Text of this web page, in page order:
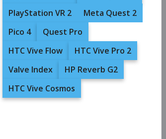
PlayStation VR 2
Meta Quest 2
Pico 4
Quest Pro
HTC Vive Flow
HTC Vive Pro 2
Valve Index
HP Reverb G2
HTC Vive Cosmos